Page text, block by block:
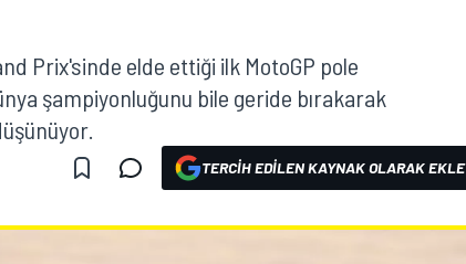
Prix'sinde elde ettiği ilk MotoGP pole
şampiyonluğunu bile geride bırakarak
TERCIH EDILEN KAYNAK OLARAK EKLE